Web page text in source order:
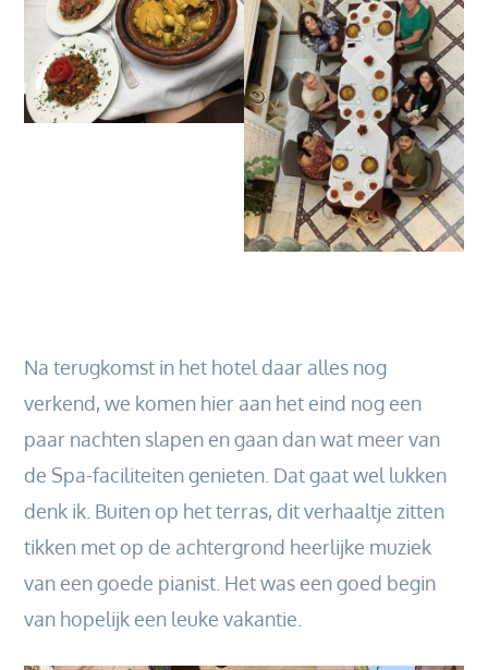
Na terugkomst in het hotel daar alles nog
verkend, we komen hier aan het eind nog een
paar nachten slapen en gaan dan wat meer van
de Spa-faciliteiten genieten. Dat gaat wel lukken
denk ik. Buiten op het terras, dit verhaaltje zitten
tikken met op de achtergrond heerlijke muziek
van een goede pianist. Het was een goed begin
van hopelijk een leuke vakantie.